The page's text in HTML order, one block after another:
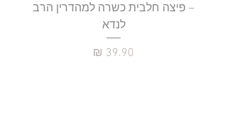
– פיצה חלבית כשרה למהדרין הרב
לנדא
מחיר